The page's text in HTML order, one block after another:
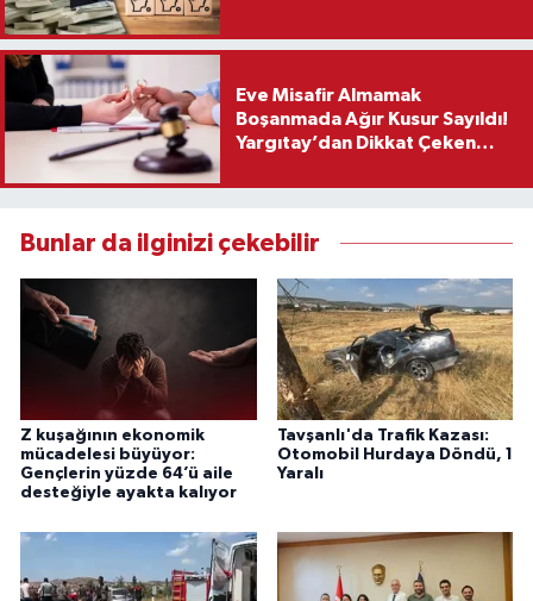
Eve Misafir Almamak
Boşanmada Ağır Kusur Sayıldı!
Yargıtay’dan Dikkat Çeken
Bunlar da ilginizi çekebilir
Z kuşağının ekonomik
mücadelesi büyüyor:
Gençlerin yüzde 64’ü aile
desteğiyle ayakta kalıyor
Tavşanlı'da Trafik Kazası:
Otomobil Hurdaya Döndü, 1
Yaralı